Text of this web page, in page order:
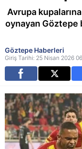
Avrupa
oynayan Göztepe
Göztepe Haberleri
Giriş Tarihi: 25 Nisan 2026